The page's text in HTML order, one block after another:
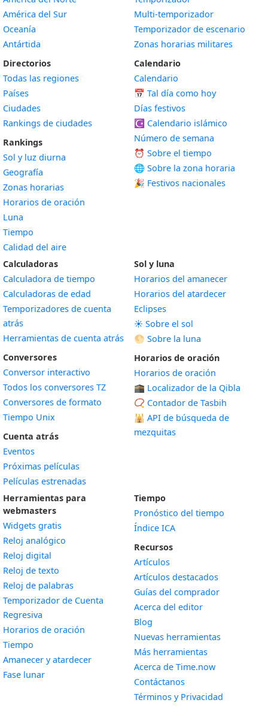
América del Sur
Oceanía
Antártida
Directorios
Todas las regiones
Países
Ciudades
Rankings de ciudades
Rankings
Sol y luz diurna
Geografía
Zonas horarias
Horarios de oración
Luna
Tiempo
Calidad del aire
Multi-temporizador
Temporizador de escenario
Zonas horarias militares
Calendario
Calendario
📅 Tal día como hoy
Días festivos
☪️ Calendario islámico
Número de semana
⏰ Sobre el tiempo
🌐 Sobre la zona horaria
🎉 Festivos nacionales
Calculadoras
Calculadora de tiempo
Calculadoras de edad
Temporizadores de cuenta
atrás
Herramientas de cuenta atrás
Conversores
Conversor interactivo
Todos los conversores TZ
Conversores de formato
Tiempo Unix
Cuenta atrás
Eventos
Próximas películas
Películas estrenadas
Sol y luna
Horarios del amanecer
Horarios del atardecer
Eclipses
☀️ Sobre el sol
🌕 Sobre la luna
Horarios de oración
Horarios de oración
🕋 Localizador de la Qibla
📿 Contador de Tasbih
🕌 API de búsqueda de
mezquitas
Herramientas para
webmasters
Widgets gratis
Reloj analógico
Reloj digital
Reloj de texto
Reloj de palabras
Temporizador de Cuenta
Regresiva
Horarios de oración
Tiempo
Amanecer y atardecerWidget
Fase lunarWidget
Tiempo
Pronóstico del tiempo
Índice ICA
Recursos
Artículos
Artículos destacados
Guías del comprador
Acerca del editor
Blog
Nuevas herramientas
Más herramientas
Acerca de Time.now
Contáctanos
Términos y Privacidad